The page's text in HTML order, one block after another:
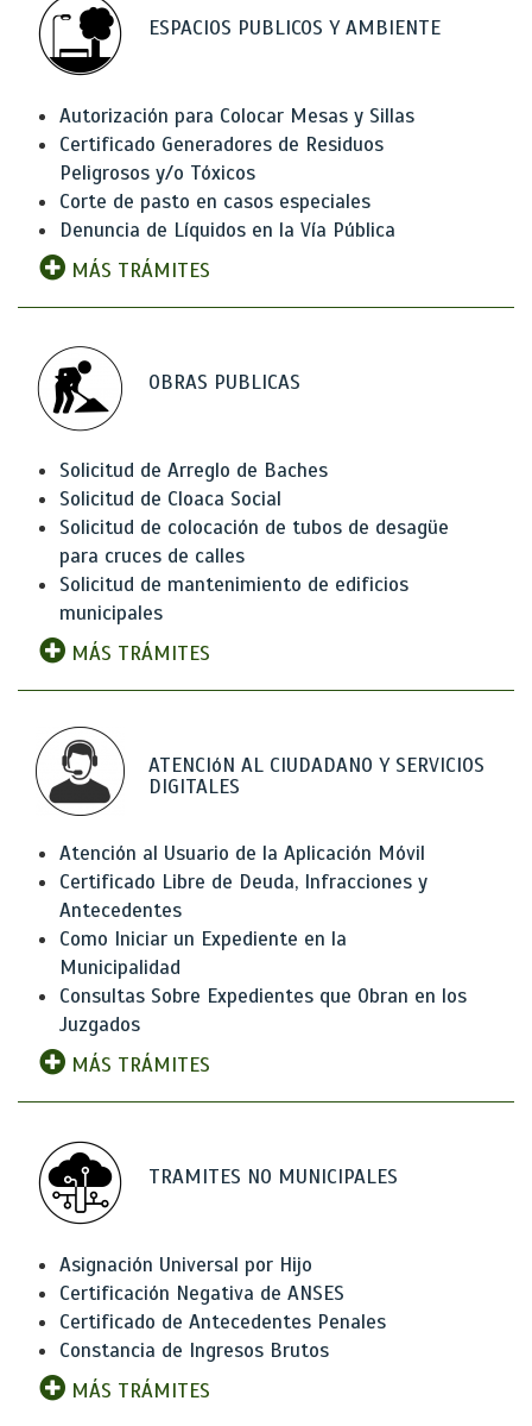
ESPACIOS PUBLICOS Y AMBIENTE
Autorización para Colocar Mesas y Sillas
Certificado Generadores de Residuos
Peligrosos y/o Tóxicos
Corte de pasto en casos especiales
Denuncia de Líquidos en la Vía Pública
MÁS TRÁMITES
OBRAS PUBLICAS
Solicitud de Arreglo de Baches
Solicitud de Cloaca Social
Solicitud de colocación de tubos de desagüe
para cruces de calles
Solicitud de mantenimiento de edificios
municipales
MÁS TRÁMITES
ATENCIóN AL CIUDADANO Y SERVICIOS
DIGITALES
Atención al Usuario de la Aplicación Móvil
Certificado Libre de Deuda, Infracciones y
Antecedentes
Como Iniciar un Expediente en la
Municipalidad
Consultas Sobre Expedientes que Obran en los
Juzgados
MÁS TRÁMITES
TRAMITES NO MUNICIPALES
Asignación Universal por Hijo
Certificación Negativa de ANSES
Certificado de Antecedentes Penales
Constancia de Ingresos Brutos
MÁS TRÁMITES